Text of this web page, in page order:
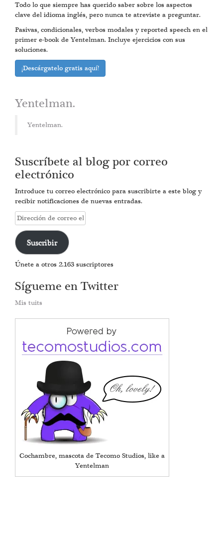
Todo lo que siempre has querido saber sobre los aspectos
clave del idioma inglés, pero nunca te atreviste a preguntar.
Pasivas, condicionales, verbos modales y reported speech en el
primer e-book de Yentelman. Incluye ejercicios con sus
soluciones.
¡Descárgatelo gratis aquí!
Yentelman.
Yentelman.
Suscríbete al blog por correo
electrónico
Introduce tu correo electrónico para suscribirte a este blog y
recibir notificaciones de nuevas entradas.
Dirección
de
correo
electrónico
Suscribir
Únete a otros 2.163 suscriptores
Sígueme en Twitter
Mis tuits
Cochambre, mascota de Tecomo Studios, like a
Yentelman